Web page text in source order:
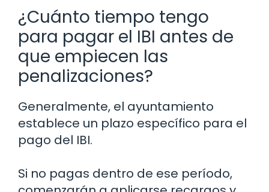
¿Cuánto tiempo tengo
para pagar el IBI antes de
que empiecen las
penalizaciones?
Generalmente, el ayuntamiento
establece un plazo específico para el
pago del IBI.
Si no pagas dentro de ese período,